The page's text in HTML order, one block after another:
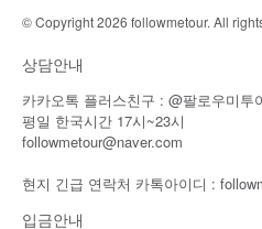
© Copyright 2026 followmetour. All
상담안내
카카오톡 플러스친구 : @팔로우미투
평일 한국시간 17시~23시
followmetour@naver.com
현지 긴급 연락처 카톡아이디 :
입금안내